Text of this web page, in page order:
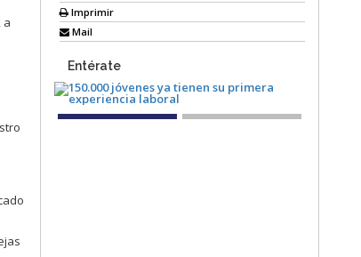
a
Imprimir
Mail
Entérate